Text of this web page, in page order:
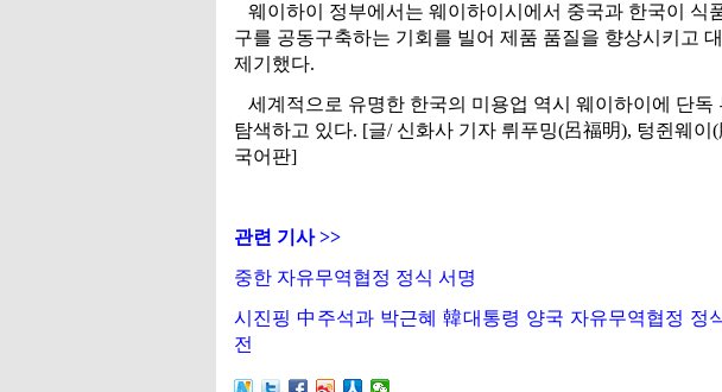
웨이하이 정부에서는 웨이하이시에서 중국과 한국이 식
구를 공동구축하는 기회를 빌어 제품 품질을 향상시키고
제기했다.
세계적으로 유명한 한국의 미용업 역시 웨이하이에 단독
탐색하고 있다. [글/ 신화사 기자 뤼푸밍(呂福明), 텅쥔웨이
국어판]
관련 기사 >>
중한 자유무역협정 정식 서명
시진핑 中주석과 박근혜 韓대통령 양국 자유무역협정 정
전